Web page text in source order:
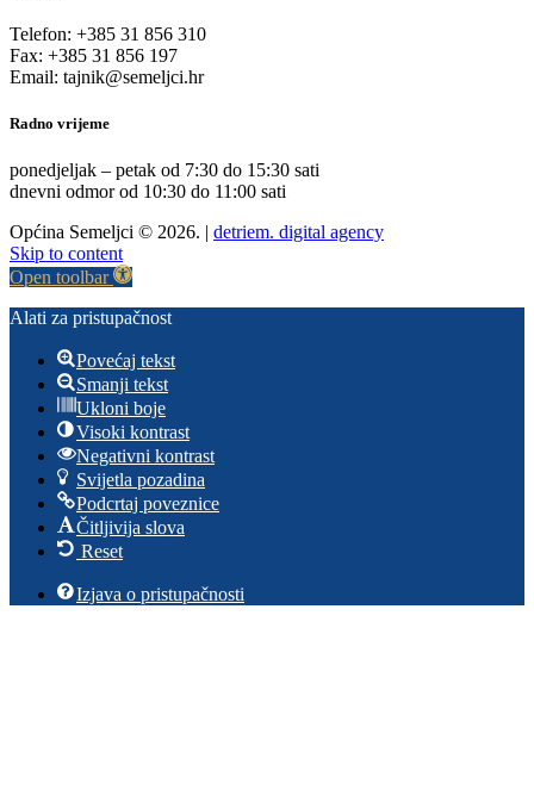
Telefon: +385 31 856 310
Fax: +385 31 856 197
Email: tajnik@semeljci.hr
Radno vrijeme
ponedjeljak – petak od 7:30 do 15:30 sati
dnevni odmor od 10:30 do 11:00 sati
Općina Semeljci © 2026. | detriem. digital agency
Skip to content
Open toolbar
Alati za pristupačnost
Povećaj tekst
Smanji tekst
Ukloni boje
Visoki kontrast
Negativni kontrast
Svijetla pozadina
Podcrtaj poveznice
Čitljivija slova
Reset
Izjava o pristupačnosti